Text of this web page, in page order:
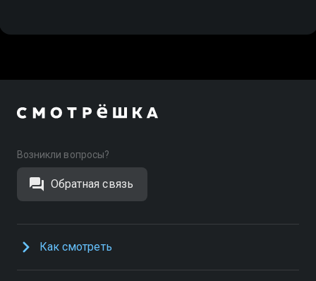
Возникли вопросы?
Обратная связь
Как смотреть